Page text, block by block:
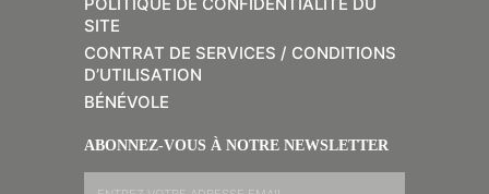
SITE
CONTRAT DE SERVICES / CONDITIONS
D’UTILISATION
BÉNÉVOLE
ABONNEZ-VOUS À NOTRE NEWSLETTER